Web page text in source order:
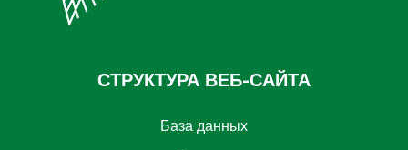
СТРУКТУРА ВЕБ-САЙТА
База данных